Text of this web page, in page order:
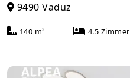
9490 Vaduz
140 m² 4.5 Zimmer